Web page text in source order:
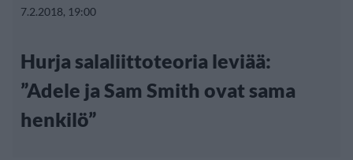
7.2.2018, 19:00
Hurja salaliittoteoria leviää:
”Adele ja Sam Smith ovat sama
henkilö”